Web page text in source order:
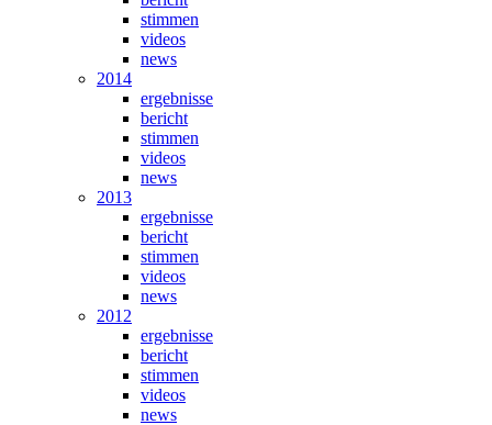
stimmen
videos
news
2014
ergebnisse
bericht
stimmen
videos
news
2013
ergebnisse
bericht
stimmen
videos
news
2012
ergebnisse
bericht
stimmen
videos
news